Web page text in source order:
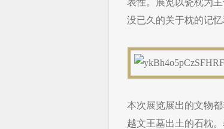
表性。展览以瓷枕为
没已久的关于枕的记忆
本次展览展出的文物
越文王墓出土的石枕